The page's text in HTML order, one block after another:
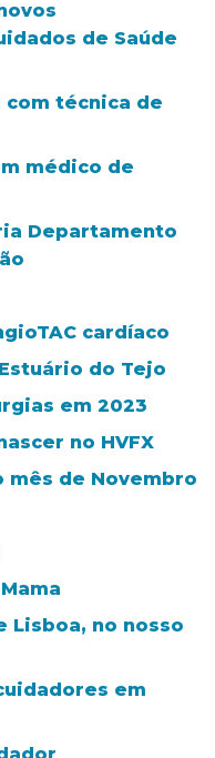
de Saúde
técnica de
médico de
Departamento
cardíaco
do Tejo
em 2023
no HVFX
mês de Novembro
Lisboa, no nosso
em